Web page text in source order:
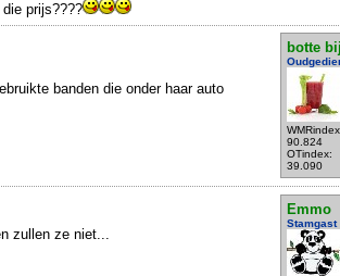
prijs????
botte
90.824
OTindex:
39.090
banden die onder haar auto
Emmo
Stamgast
zullen ze niet...